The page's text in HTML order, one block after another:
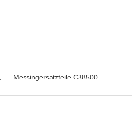
Messingersatzteile C38500